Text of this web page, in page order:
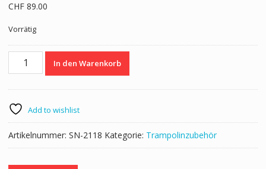
CHF89.00
Vorrätig
Ersatzfedern
Trampolin
Menge
In den Warenkorb
Add to wishlist
Artikelnummer: SN-2118 Kategorie: Trampolinzubehör